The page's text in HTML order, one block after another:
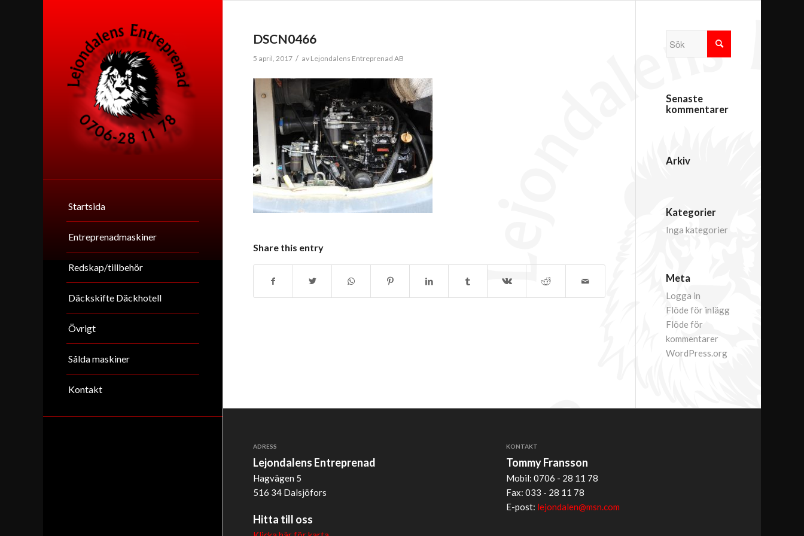
Startsida
Entreprenadmaskiner
Redskap/tillbehör
Däckskifte Däckhotell
Övrigt
Sålda maskiner
Kontakt
DSCN0466
5 april, 2017 / av Lejondalens Entreprenad AB
Share this entry
Senaste
kommentarer
Arkiv
Kategorier
Inga kategorier
Meta
Logga in
Flöde för inlägg
Flöde för
kommentarer
WordPress.org
ADRESS
Lejondalens Entreprenad
Hagvägen 5
516 34 Dalsjöfors
Hitta till oss
KONTAKT
Tommy Fransson
Mobil: 0706 - 28 11 78
Fax: 033 - 28 11 78
E-post: lejondalen@msn.com